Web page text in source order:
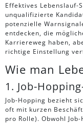
Effektives Lebenslauf-
unqualifizierte
potenzielle
entdecken, die
Karriereweg haben,
richtige Einstellung
Wie man
1. Job-
Job-Hopping bezieht
oft mit kurzen
pro Rolle). Obwohl